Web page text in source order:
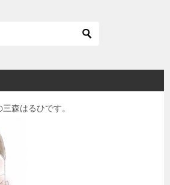
森はるひです。